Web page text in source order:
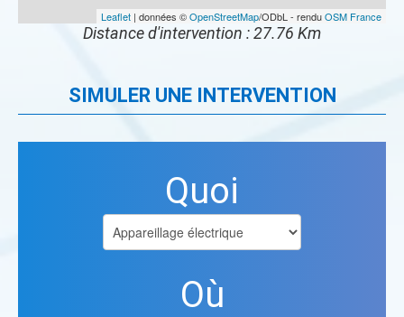
Leaflet | données ©OpenStreetMap/ODbL - renduOSM France
Distance d'intervention : 27.76 Km
SIMULER UNE INTERVENTION
Quoi
Où